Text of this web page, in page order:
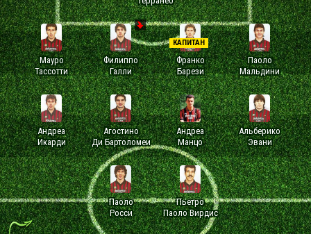
Мауро
Тассотти
Филиппо
Галли
КАПИТАН
Франко
Барези
Паоло
Мальдини
Андреа
Икарди
Агостино
Ди Бартоломеи
Андреа
Манцо
Альберико
Эвани
Паоло
Росси
Пьетро
Паоло Вирдис